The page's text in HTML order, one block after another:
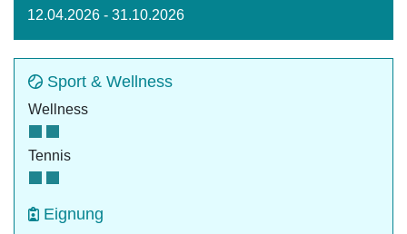
12.04.2026 - 31.10.2026
Sport & Wellness
Wellness
Tennis
Eignung